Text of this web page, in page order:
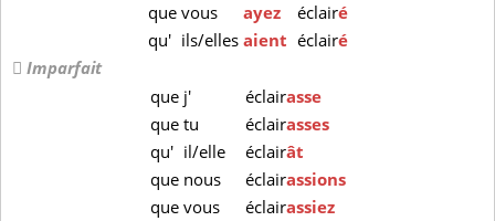
que vous ayez éclairé
qu' ils/elles aient éclairé
Imparfait
que j' éclairasse
que tu éclairasses
qu' il/elle éclairât
que nous éclairassions
que vous éclairassiez